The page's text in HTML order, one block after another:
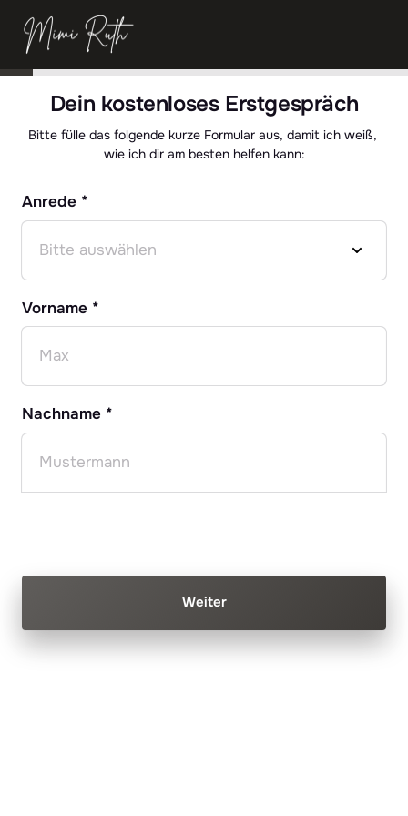
Dein kostenloses Erstgespräch
Bitte fülle das folgende kurze Formular aus, damit ich weiß,
wie ich dir am besten helfen kann:
Anrede *
Vorname *
Vorname *
Nachname *
Weiter